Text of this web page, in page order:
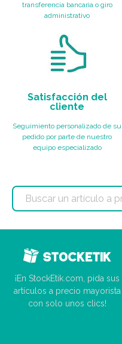
transferencia bancaria o giro
administrativo
Satisfacción del
cliente
Seguimiento personalizado de su
pedido por parte de nuestro
equipo especializado
¡En StockEtik.com, pida sus
artículos a precio mayorista
con solo unos clics!